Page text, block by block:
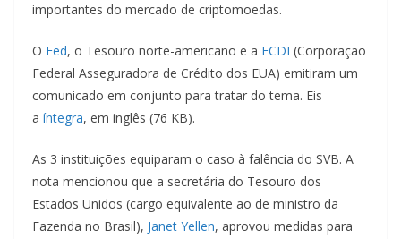
importantes do mercado de criptomoedas.
O Fed, o Tesouro norte-americano e a FCDI (Corporação
Federal Asseguradora de Crédito dos EUA) emitiram um
comunicado em conjunto para tratar do tema. Eis
a íntegra, em inglês (76 KB).
As 3 instituições equiparam o caso à falência do SVB. A
nota mencionou que a secretária do Tesouro dos
Estados Unidos (cargo equivalente ao de ministro da
Fazenda no Brasil), Janet Yellen, aprovou medidas para